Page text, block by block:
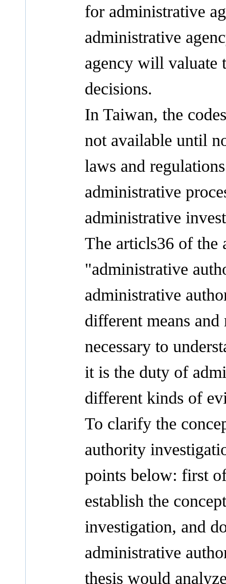
for administrative
administrative
agency will valuate
decisions.
In Taiwan, the
not available until
laws and
administrative
administrative
The articls36 of the
"administrative
administrative
different means
necessary to
it is the duty of
different kinds of
To clarify the
authority
points below: first
establish the
investigation, and
administrative
thesis would